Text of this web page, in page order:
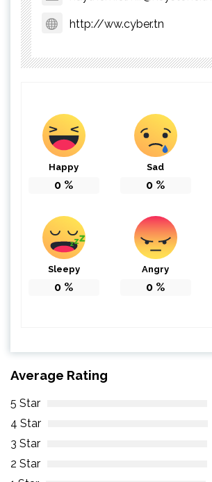
http://ww.cyber.tn
Happy
0 %
Sad
0 %
Sleepy
0 %
Angry
0 %
Average Rating
5 Star
4 Star
3 Star
2 Star